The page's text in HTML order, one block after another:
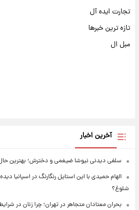
تجارت ایده آل
تازه ترین خبرها
مبل ال
آخرین اخبار
سلفی دیدنی نیوشا ضیغمی و دخترش؛ بهترین حال
الهام حمیدی با این استایل رنگارنگ در اسپانیا
شلوغ؟
بحران معتادان متجاهر در تهران؛ چرا زنان در